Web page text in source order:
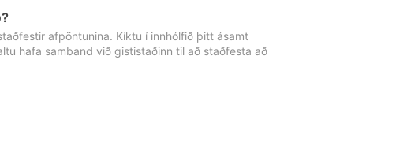
afpöntunina. Kíktu í innhólfið þitt ásamt
hafa samband við gististaðinn til að staðfesta að